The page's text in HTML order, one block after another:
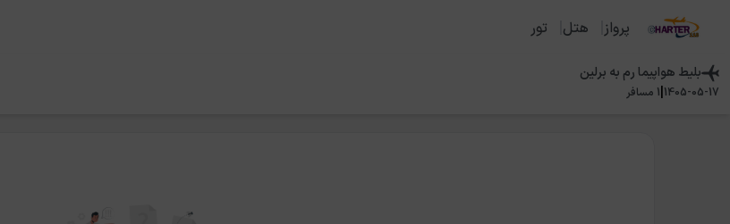
پرواز هتل تور
بلیط هواپیمارم به برلین
1405-05-17
|
1 مسافر